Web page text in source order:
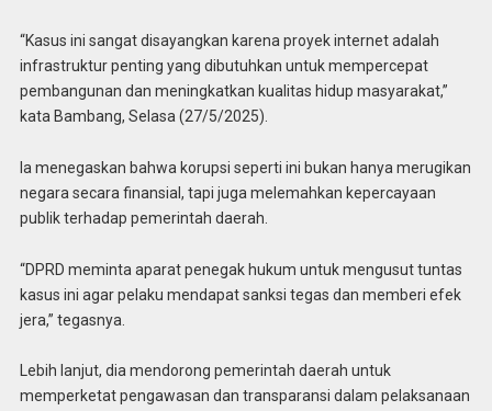
“Kasus ini sangat disayangkan karena proyek internet adalah
infrastruktur penting yang dibutuhkan untuk mempercepat
pembangunan dan meningkatkan kualitas hidup masyarakat,”
kata Bambang, Selasa (27/5/2025).
Ia menegaskan bahwa korupsi seperti ini bukan hanya merugikan
negara secara finansial, tapi juga melemahkan kepercayaan
publik terhadap pemerintah daerah.
“DPRD meminta aparat penegak hukum untuk mengusut tuntas
kasus ini agar pelaku mendapat sanksi tegas dan memberi efek
jera,” tegasnya.
Lebih lanjut, dia mendorong pemerintah daerah untuk
memperketat pengawasan dan transparansi dalam pelaksanaan